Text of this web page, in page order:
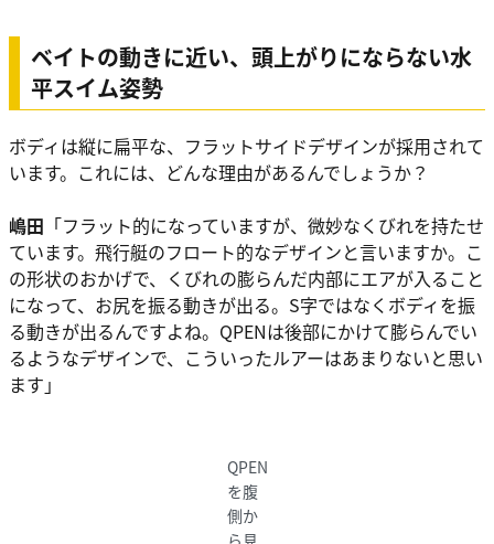
ベイトの動きに近い、頭上がりにならない水
平スイム姿勢
ボディは縦に扁平な、フラットサイドデザインが採用されて
います。これには、どんな理由があるんでしょうか？
嶋田 「フラット的になっていますが、微妙なくびれを持たせ
ています。飛行艇のフロート的なデザインと言いますか。こ
の形状のおかげで、くびれの膨らんだ内部にエアが入ること
になって、お尻を振る動きが出る。S字ではなくボディを振
る動きが出るんですよね。QPENは後部にかけて膨らんでい
るようなデザインで、こういったルアーはあまりないと思い
ます」
QPEN
を腹
側か